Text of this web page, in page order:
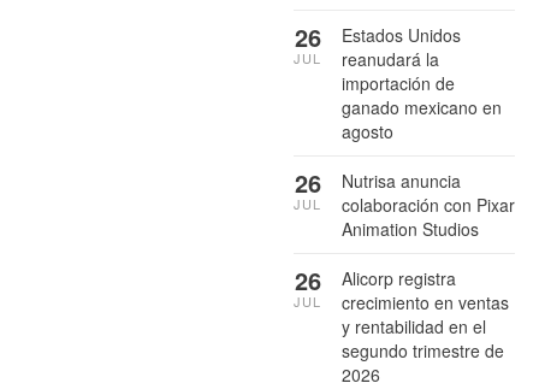
Estados Unidos
reanudará la
importación de
ganado mexicano en
agosto
26
JUL
Nutrisa anuncia
colaboración con Pixar
Animation Studios
26
JUL
Alicorp registra
crecimiento en ventas
y rentabilidad en el
segundo trimestre de
2026
26
JUL